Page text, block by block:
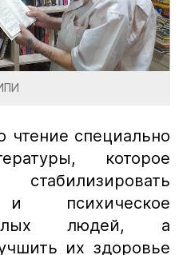
чтение специально
которое
и психическое
людей, а
их здоровье